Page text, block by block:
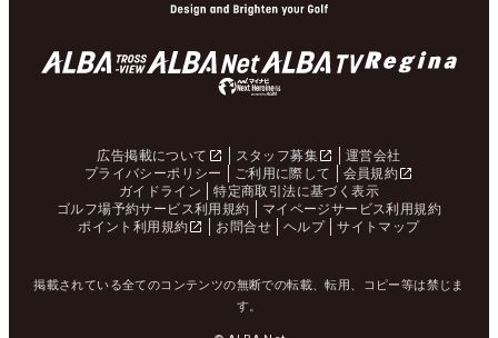
広告掲載について スタッフ募集
運営会社
プライバシーポリシー
ご利用に際して
会員規約
ガイドライン
特定商取引法に基づく表示
ゴルフ場予約サービス利用規約
マイページサービス利用規約
ポイント利用規約
お問合せ ヘルプ サイトマップ
掲載されている全てのコンテンツの無断での転載、転用、コピー等は禁じま
す。